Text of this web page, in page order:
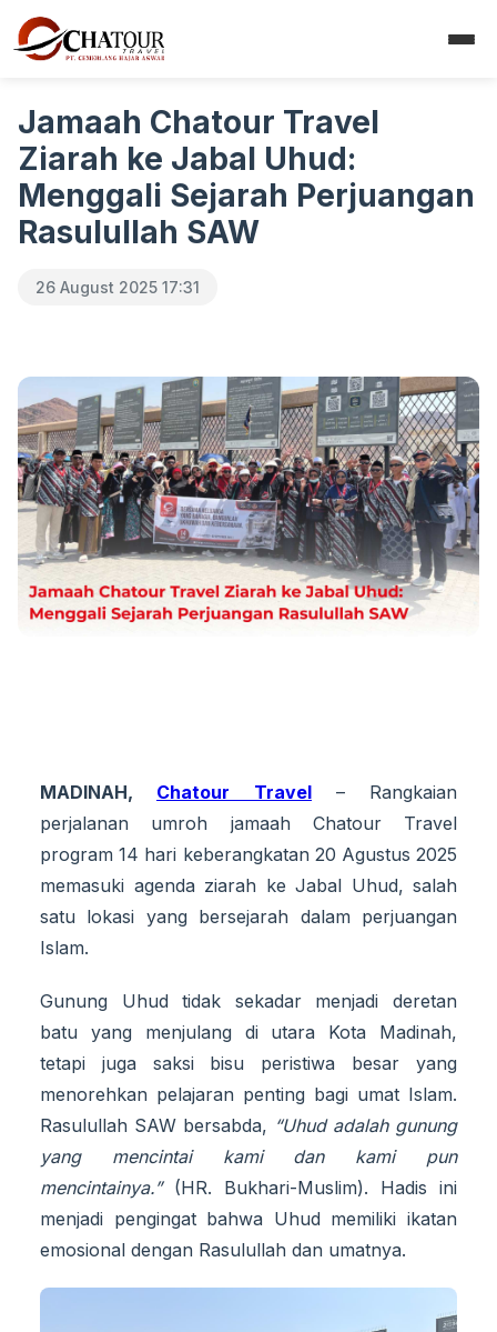
Jamaah Chatour Travel
Ziarah ke Jabal Uhud:
Menggali Sejarah Perjuangan
Rasulullah SAW
26 August 2025 17:31
MADINAH, Chatour Travel – Rangkaian
perjalanan umroh jamaah Chatour Travel
program 14 hari keberangkatan 20 Agustus 2025
memasuki agenda ziarah ke Jabal Uhud, salah
satu lokasi yang bersejarah dalam perjuangan
Islam.
Gunung Uhud tidak sekadar menjadi deretan
batu yang menjulang di utara Kota Madinah,
tetapi juga saksi bisu peristiwa besar yang
menorehkan pelajaran penting bagi umat Islam.
Rasulullah SAW bersabda, “Uhud adalah gunung
yang mencintai kami dan kami pun
mencintainya.”(HR. Bukhari-Muslim). Hadis ini
menjadi pengingat bahwa Uhud memiliki ikatan
emosional dengan Rasulullah dan umatnya.